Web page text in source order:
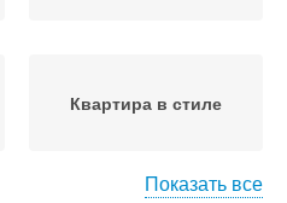
Квартира в стиле
Показать все